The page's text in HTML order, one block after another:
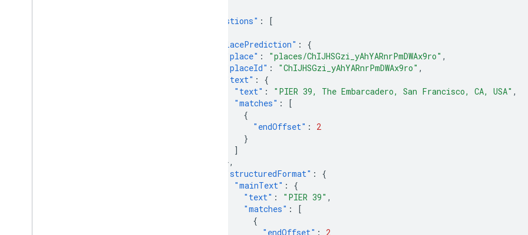
"suggestions" :
[
"placePrediction" :
{
"place" : "places/ChIJHSGzi_yAhYARnrPmDWAx9ro" ,
"placeId" : "ChIJHSGzi_yAhYARnrPmDWAx9ro" ,
"text" :
{
"text" : "PIER 39, The Embarcadero, San Francisco, CA, USA" ,
"matches" :
[
{
"endOffset" :
2
}
]
},
"structuredFormat" :
{
"mainText" :
{
"text" : "PIER 39" ,
"matches" :
[
{
"endOffset" : 2